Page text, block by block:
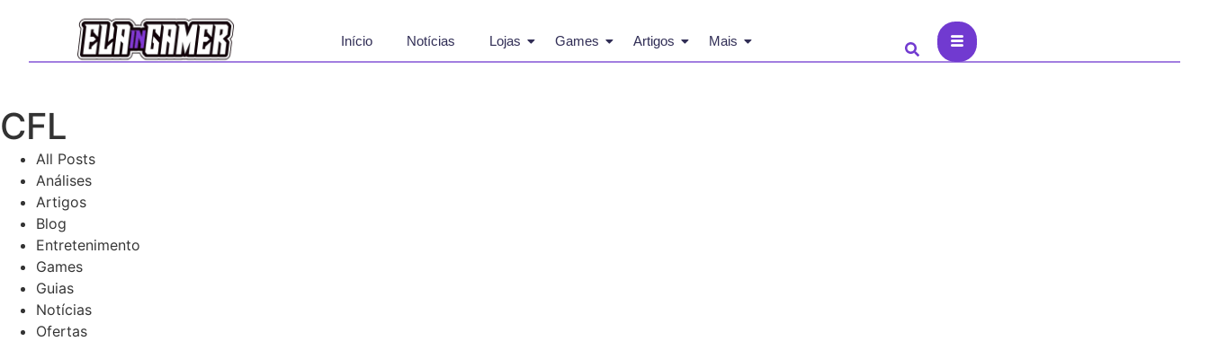
Início Notícias Lojas Games Artigos Mais
CFL
All Posts
Análises
Artigos
Blog
Entretenimento
Games
Guias
Notícias
Ofertas